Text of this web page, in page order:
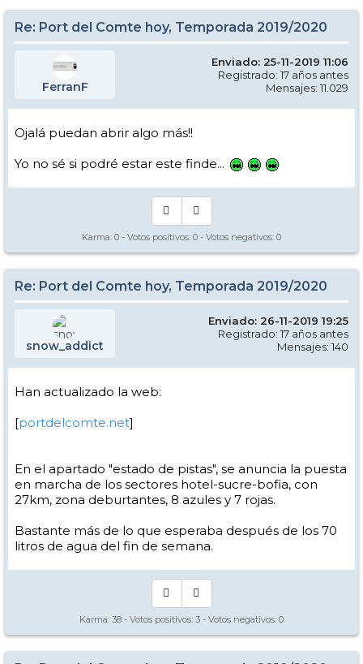
Re: Port del Comte hoy, Temporada 2019/2020
FerranF
Enviado: 25-11-2019 11:06
Registrado: 17 años antes
Mensajes: 11.029
Ojalá puedan abrir algo más!!
Yo no sé si podré estar este finde...
Karma: 0 - Votos positivos: 0 - Votos negativos: 0
Re: Port del Comte hoy, Temporada 2019/2020
snow_addict
Enviado: 26-11-2019 19:25
Registrado: 17 años antes
Mensajes: 140
Han actualizado la web:
[portdelcomte.net]
En el apartado "estado de pistas", se anuncia la puesta
en marcha de los sectores hotel-sucre-bofia, con
27km, zona deburtantes, 8 azules y 7 rojas.
Bastante más de lo que esperaba después de los 70
litros de agua del fin de semana.
Karma: 38 - Votos positivos: 3 - Votos negativos: 0